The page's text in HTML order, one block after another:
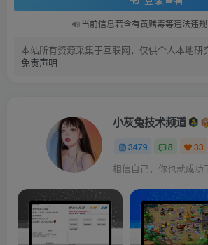
当前信息若含有黄赌毒等违法违
本站所有资源采集于互联网，仅供个人本地研
免责声明
小灰兔技术频道
3479 8 33
相信自己，你也就成功